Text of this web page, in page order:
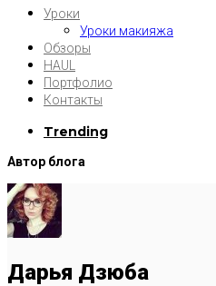
Уроки
Уроки макияжа
Обзоры
HAUL
Портфолио
Контакты
Trending
Автор блога
Дарья Дзюба